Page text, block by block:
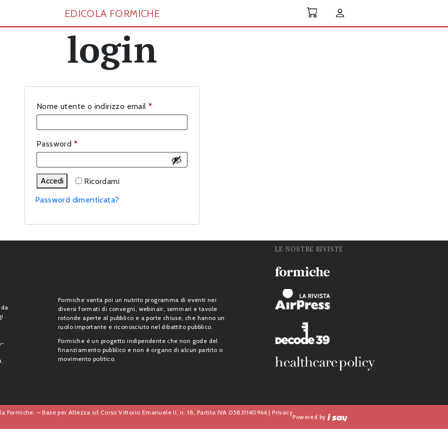
EDICOLA FORMICHE
login
Nome utente o indirizzo email *Richiesto
Password *Richiesto
Ricordami
Accedi
Password dimenticata?
Formiche vanta poi un nutrito programma di eventi nei
diversi formati di convegni, webinair, seminari e tavole
rotonde aperte al pubblico e a porte chiuse, che hanno un
ruolo importante e riconosciuto nel dibattito pubblico.
Formiche è un progetto indipendente che non gode del
finanziamento pubblico e non è organo di alcun partito o
movimento politico.
LE NOSTRE RIVISTE
Formiche. – Base per Altezza srl Corso Vittorio Emanuele II, n. 18, Partita IVA 05831140966 |Privacy
Powered by